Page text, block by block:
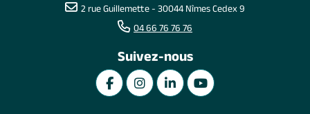
2 rue Guillemette - 30044 Nîmes Cedex 9
04 66 76 76 76
Suivez-nous